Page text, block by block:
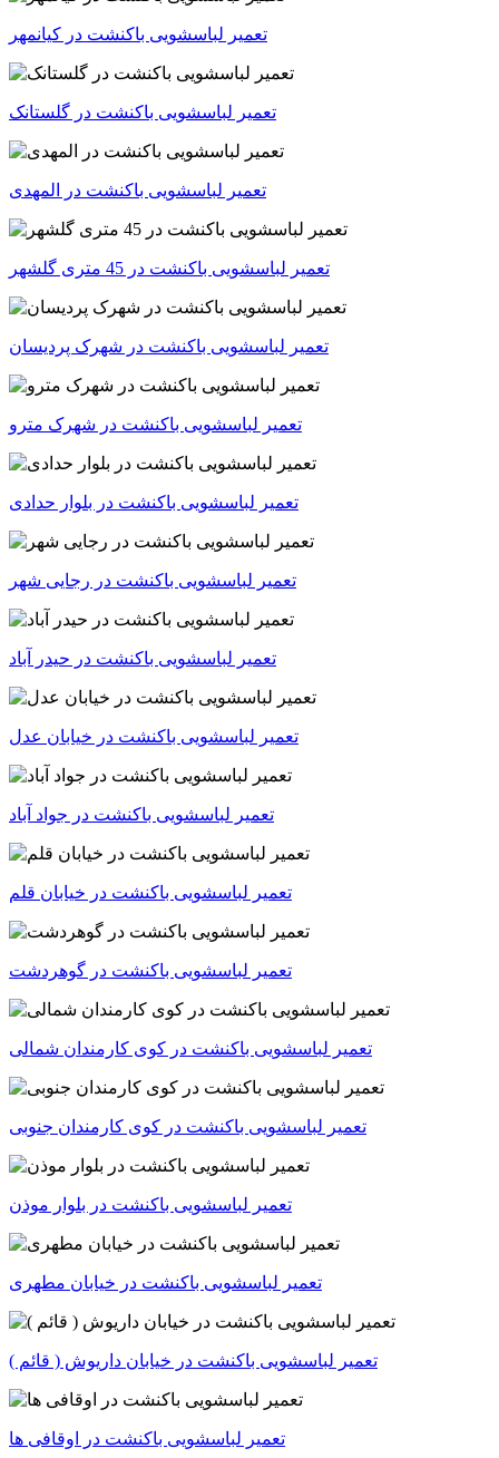
تعمیر لباسشویی باکنشت در کیانمهر
تعمیر لباسشویی باکنشت در گلستانک
تعمیر لباسشویی باکنشت در المهدی
تعمیر لباسشویی باکنشت در 45 متری گلشهر
تعمیر لباسشویی باکنشت در شهرک پردیسان
تعمیر لباسشویی باکنشت در شهرک مترو
تعمیر لباسشویی باکنشت در بلوار حدادی
تعمیر لباسشویی باکنشت در رجایی شهر
تعمیر لباسشویی باکنشت در حیدر آباد
تعمیر لباسشویی باکنشت در خیابان عدل
تعمیر لباسشویی باکنشت در جواد آباد
تعمیر لباسشویی باکنشت در خیابان قلم
تعمیر لباسشویی باکنشت در گوهردشت
تعمیر لباسشویی باکنشت در کوی کارمندان شمالی
تعمیر لباسشویی باکنشت در کوی کارمندان جنوبی
تعمیر لباسشویی باکنشت در بلوار موذن
تعمیر لباسشویی باکنشت در خیابان مطهری
تعمیر لباسشویی باکنشت در خیابان داریوش ( قائم )
تعمیر لباسشویی باکنشت در اوقافی ها